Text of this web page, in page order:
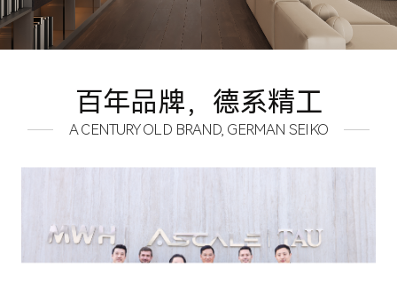
百年品牌，德系精工
A CENTURY OLD BRAND, GERMAN SEIKO